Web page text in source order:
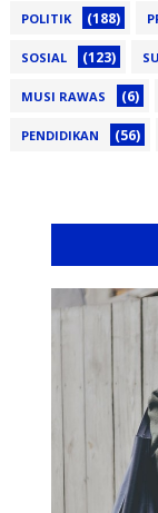
POLITIK (188)
SOSIAL (123)
MUSI RAWAS (6)
PENDIDIKAN (56)